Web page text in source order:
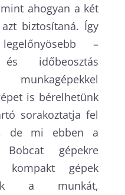
ahogyan a két
biztosítaná. Így
–
és időbeosztás
is bérelhetünk
sorakoztatja fel
de mi ebben a
gépekre
kompakt gépek
a munkát,